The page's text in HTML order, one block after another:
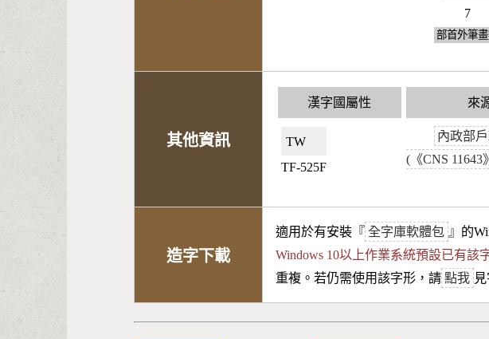
7
部首外筆
其他資訊
漢字國屬性
TW🇹🇼
TF-525F
來
內政部
(《CNS 11643
造字下載
適用於有安裝『 全字庫軟體包 』的
Windows 10以上作業系統預設已有該
重複。若仍需使用該字形，請 點我 見